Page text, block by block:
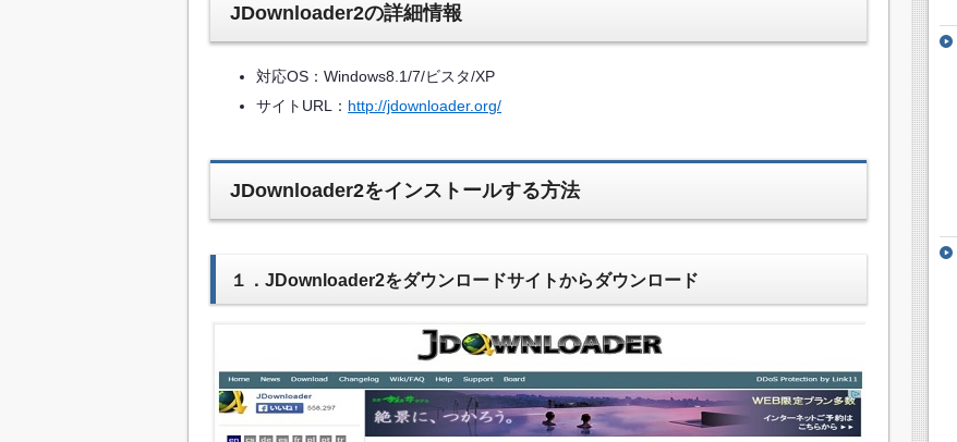
JDownloader2の詳細情報
対応OS：Windows8.1/7/ビスタ/XP
サイトURL： http://jdownloader.org/
JDownloader2をインストールする方法
１．JDownloader2をダウンロードサイトからダウンロード